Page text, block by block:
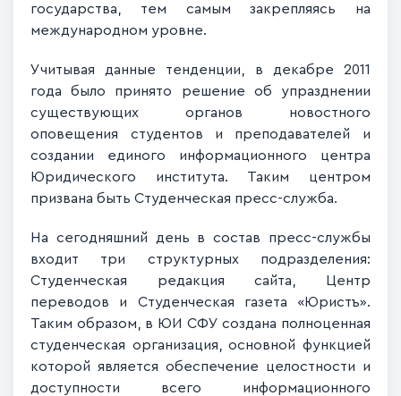
государства, тем самым закрепляясь на
международном уровне.
Учитывая данные тенденции, в декабре 2011
года было принято решение об упразднении
существующих органов новостного
оповещения студентов и преподавателей и
создании единого информационного центра
Юридического института. Таким центром
призвана быть Студенческая пресс-служба.
На сегодняшний день в состав пресс-службы
входит три структурных подразделения:
Студенческая редакция сайта, Центр
переводов и Студенческая газета «Юристъ».
Таким образом, в ЮИ СФУ создана полноценная
студенческая организация, основной функцией
которой является обеспечение целостности и
доступности всего информационного